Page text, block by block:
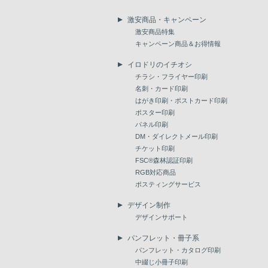
激安商品・キャンペーン
激安商品特集
キャンペーン商品＆お得情報
イロドリのイチオシ
チラシ・フライヤー印刷
名刺・カード印刷
はがき印刷・ポストカード印刷
ポスター印刷
パネル印刷
DM・ダイレクトメール印刷
チケット印刷
FSC®森林認証印刷
RGB対応商品
ポスティングサービス
デザイン制作
デザインサポート
パンフレット・冊子系
パンフレット・カタログ印刷
中綴じ小冊子印刷